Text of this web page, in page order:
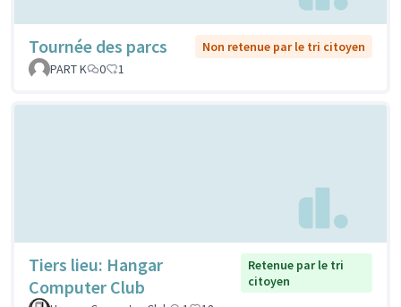
Tournée des parcs
Non retenue par le tri citoyen
PART K
0 1
Tiers lieu: Hangar
Computer Club
Retenue par le tri
citoyen